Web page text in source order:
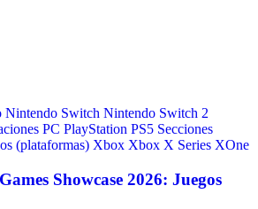
Nintendo Switch Nintendo Switch 2
PC PlayStation PS5 Secciones
(plataformas) Xbox Xbox X Series XOne
Showcase 2026: Juegos